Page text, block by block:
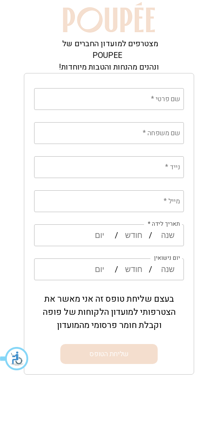
מצטרפים למועדון החברים של
POUPEE
ונהנים מהנחות והטבות מיוחדות!
שם פרטי*
שם משפחה*
נייד*
מייל*
/ /
תאריך לידה *
/ /
יום נישואין
בעצם שליחת טופס זה אני מאשר את
הצטרפותי למועדון הלקוחות של פופה
וקבלת חומר פרסומי מהמועדון